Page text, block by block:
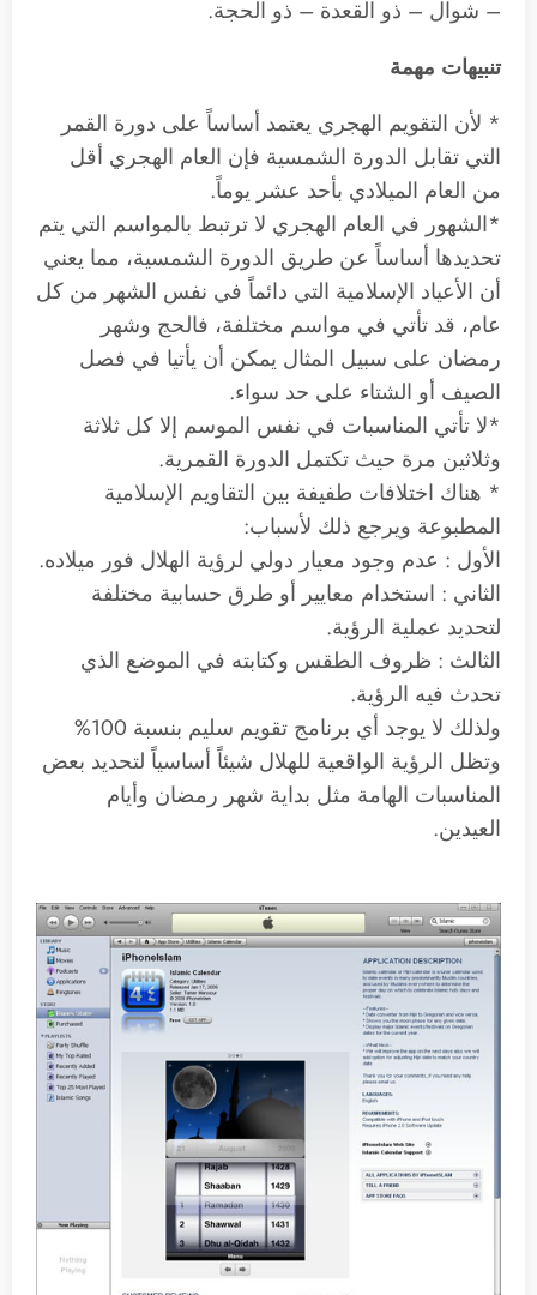
– شوال – ذو القعدة – ذو الحجة.
تنبيهات مهمة
* لأن التقويم الهجري يعتمد أساساً على دورة القمر
التي تقابل الدورة الشمسية فإن العام الهجري أقل
من العام الميلادي بأحد عشر يوماً.
*الشهور في العام الهجري لا ترتبط بالمواسم التي يتم
تحديدها أساساً عن طريق الدورة الشمسية، مما يعني
أن الأعياد الإسلامية التي دائماً في نفس الشهر من كل
عام، قد تأتي في مواسم مختلفة، فالحج وشهر
رمضان على سبيل المثال يمكن أن يأتيا في فصل
الصيف أو الشتاء على حد سواء.
*لا تأتي المناسبات في نفس الموسم إلا كل ثلاثة
وثلاثين مرة حيث تكتمل الدورة القمرية.
* هناك اختلافات طفيفة بين التقاويم الإسلامية
المطبوعة ويرجع ذلك لأسباب:
الأول : عدم وجود معيار دولي لرؤية الهلال فور ميلاده.
الثاني : استخدام معايير أو طرق حسابية مختلفة
لتحديد عملية الرؤية.
الثالث : ظروف الطقس وكتابته في الموضع الذي
تحدث فيه الرؤية.
ولذلك لا يوجد أي برنامج تقويم سليم بنسبة 100%
وتظل الرؤية الواقعية للهلال شيئاً أساسياً لتحديد بعض
المناسبات الهامة مثل بداية شهر رمضان وأيام
العيدين.